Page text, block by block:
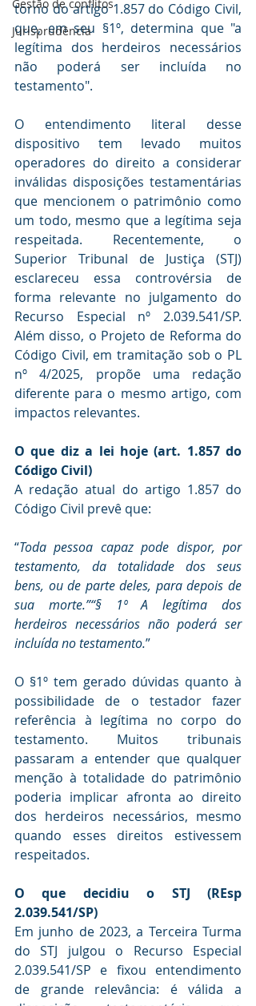
Gestāo de conflitos
Jurisprudência
torno do artigo 1.857 do Código Civil,
que, em seu §1º, determina que "a
legítima dos herdeiros necessários
não poderá ser incluída no
testamento".
O entendimento literal desse
dispositivo tem levado muitos
operadores do direito a considerar
inválidas disposições testamentárias
que mencionem o patrimônio como
um todo, mesmo que a legítima seja
respeitada. Recentemente, o
Superior Tribunal de Justiça (STJ)
esclareceu essa controvérsia de
forma relevante no julgamento do
Recurso Especial nº 2.039.541/SP.
Além disso, o Projeto de Reforma do
Código Civil, em tramitação sob o PL
nº 4/2025, propõe uma redação
diferente para o mesmo artigo, com
impactos relevantes.
O que diz a lei hoje (art. 1.857 do
Código Civil)
A redação atual do artigo 1.857 do
Código Civil prevê que:
“Toda pessoa capaz pode dispor, por
testamento, da totalidade dos seus
bens, ou de parte deles, para depois de
sua morte.”“§ 1º A legítima dos
herdeiros necessários não poderá ser
incluída no testamento.”
O §1º tem gerado dúvidas quanto à
possibilidade de o testador fazer
referência à legítima no corpo do
testamento. Muitos tribunais
passaram a entender que qualquer
menção à totalidade do patrimônio
poderia implicar afronta ao direito
dos herdeiros necessários, mesmo
quando esses direitos estivessem
respeitados.
O que decidiu o STJ (REsp
2.039.541/SP)
Em junho de 2023, a Terceira Turma
do STJ julgou o Recurso Especial
2.039.541/SP e fixou entendimento
de grande relevância: é válida a